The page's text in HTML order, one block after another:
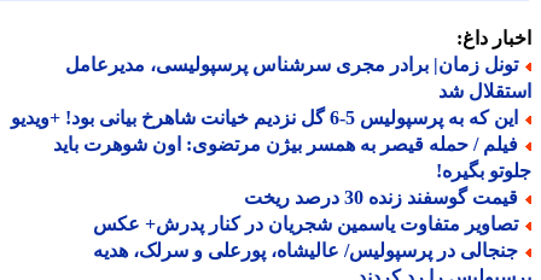
داغ:
زمان| برادر مجری سرشناس پرسپولیسی، مدیرعامل
شد
که به پرسپولیس 5-6 گل نزدیم خیانت شاهرخ بیانی بود! +ویدیو
/ حمله قیصر به همسر بیژن مرتضوی: اون شوهرت باید
بگیره!
گوسفند زنده 30 درصد ریخت
متفاوت یاسمین شجریان در کنار پدرش+ عکس
در پرسپولیس/ عالیشاه، پورعلی و سرلک، هدیه